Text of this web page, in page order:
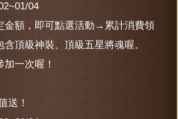
04
金額，即可點選活動→累計消費領
頂級神裝、頂級五星將魂喔。
一次喔！
送！